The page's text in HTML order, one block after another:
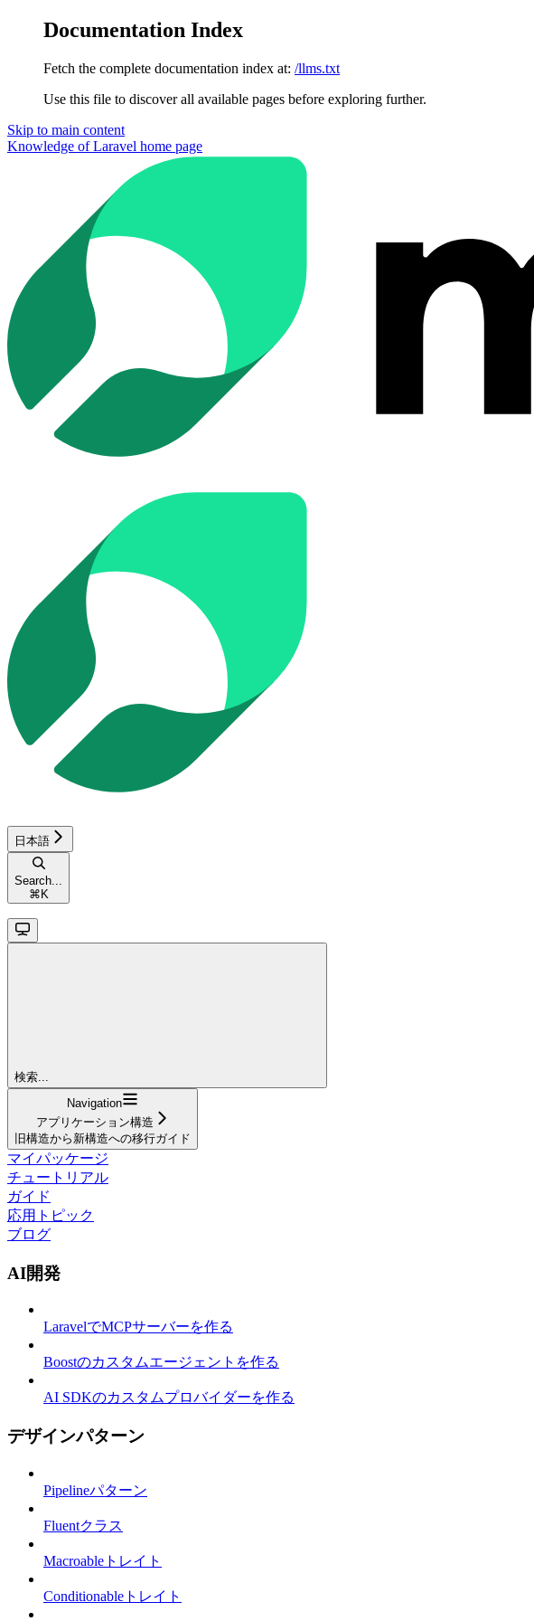
Documentation Index
Fetch the complete documentation index at: /llms.txt
Use this file to discover all available pages before exploring further.
Skip to main content
Knowledge of Laravel home page
日本語
Search...
⌘ K
検索...
Navigation
アプリケーション構造
旧構造から新構造への移行ガイド
マイパッケージ
チュートリアル
ガイド
応用トピック
ブログ
AI開発
LaravelでMCPサーバーを作る
Boostのカスタムエージェントを作る
AI SDKのカスタムプロバイダーを作る
デザインパターン
Pipelineパターン
Fluentクラス
Macroableトレイト
Conditionableトレイト